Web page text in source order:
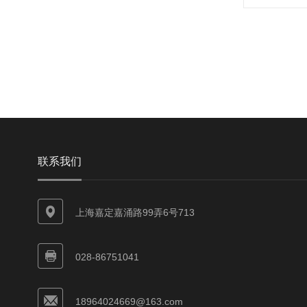
联系我们
上海嘉定嘉涌路99弄6号713
028-86751041
18964024669@163.com